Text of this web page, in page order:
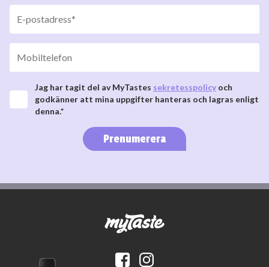
Jag har tagit del av MyTastes sekretesspolicy och
godkänner att mina uppgifter hanteras och lagras enligt
denna.*
Prenumerera